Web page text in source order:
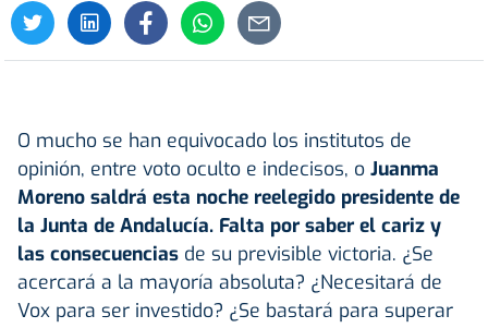
O mucho se han equivocado los institutos de
opinión, entre voto oculto e indecisos, o Juanma
Moreno saldrá esta noche reelegido presidente de
la Junta de Andalucía. Falta por saber el cariz y
las consecuencias de su previsible victoria. ¿Se
acercará a la mayoría absoluta? ¿Necesitará de
Vox para ser investido? ¿Se bastará para superar